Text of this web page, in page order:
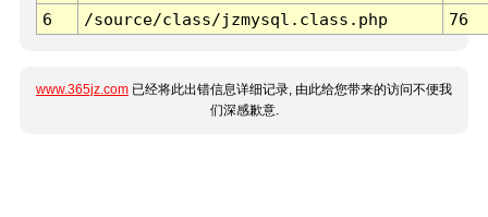
6
/source/class/jzmysql.class.php 76
www.365jz.com 已经将此出错信息详细记录, 由此给您带来的访问不便我
们深感歉意.